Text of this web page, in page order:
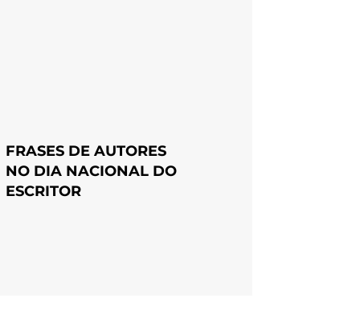
FRASES DE AUTORES
NO DIA NACIONAL DO
ESCRITOR